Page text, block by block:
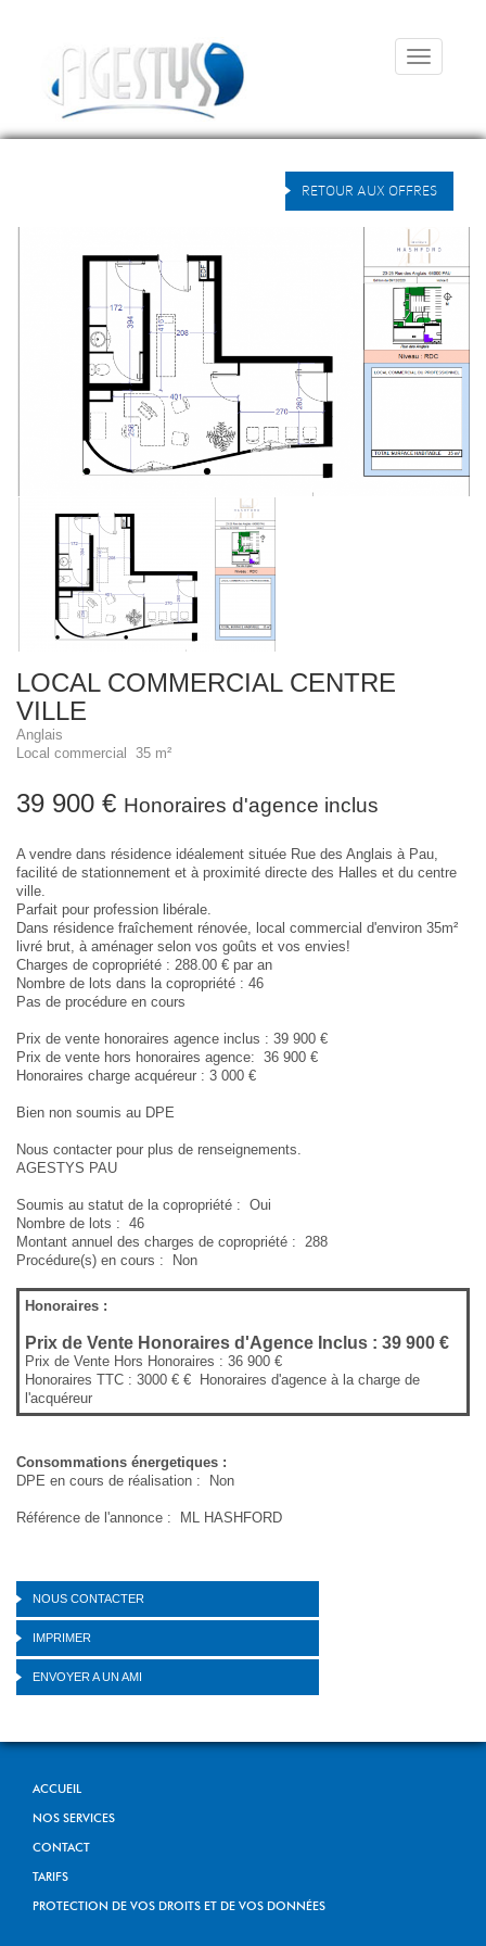
Menu
RETOUR AUX OFFRES
LOCAL COMMERCIAL CENTRE
VILLE
Anglais
Local commercial 35 m²
39 900 € Honoraires d'agence inclus
A vendre dans résidence idéalement située Rue des Anglais à Pau,
facilité de stationnement et à proximité directe des Halles et du centre
ville.
Parfait pour profession libérale.
Dans résidence fraîchement rénovée, local commercial d'environ 35m²
livré brut, à aménager selon vos goûts et vos envies!
Charges de copropriété : 288.00 € par an
Nombre de lots dans la copropriété : 46
Pas de procédure en cours
Prix de vente honoraires agence inclus : 39 900 €
Prix de vente hors honoraires agence: 36 900 €
Honoraires charge acquéreur : 3 000 €
Bien non soumis au DPE
Nous contacter pour plus de renseignements.
AGESTYS PAU
Soumis au statut de la copropriété : Oui
Nombre de lots : 46
Montant annuel des charges de copropriété : 288
Procédure(s) en cours : Non
Honoraires :
Prix de Vente Honoraires d'Agence Inclus : 39 900 €
Prix de Vente Hors Honoraires : 36 900 €
Honoraires TTC : 3000 € € Honoraires d'agence à la charge de
l'acquéreur
Consommations énergetiques :
DPE en cours de réalisation : Non
Référence de l'annonce : ML HASHFORD
NOUS CONTACTER
IMPRIMER
ENVOYER A UN AMI
ACCUEIL
NOS SERVICES
CONTACT
TARIFS
PROTECTION DE VOS DROITS ET DE VOS DONNÉES